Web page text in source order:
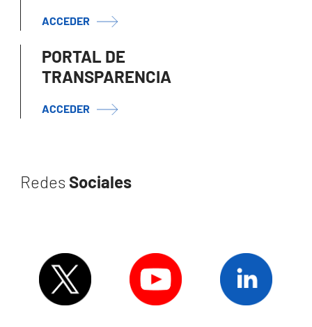
ACCEDER
PORTAL DE
TRANSPARENCIA
ACCEDER
Redes Sociales